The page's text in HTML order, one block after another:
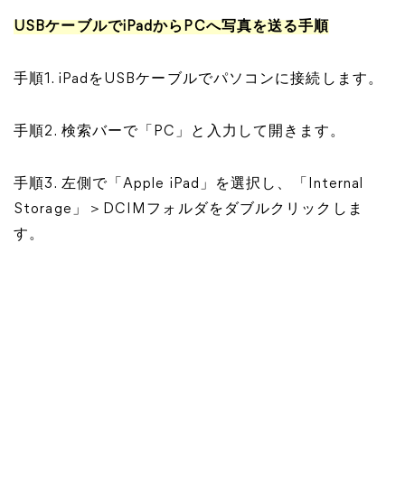
USBケーブルでiPadからPCへ写真を送る手順
手順1. iPadをUSBケーブルでパソコンに接続します。
手順2. 検索バーで「PC」と入力して開きます。
手順3. 左側で「Apple iPad」を選択し、「Internal
Storage」＞DCIMフォルダをダブルクリックしま
す。